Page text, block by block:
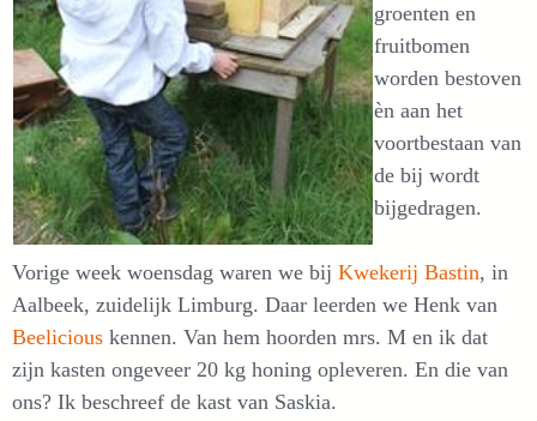
groenten en
fruitbomen
worden bestoven
èn aan het
voortbestaan van
de bij wordt
bijgedragen.
Vorige week woensdag waren we bij Kwekerij Bastin, in
Aalbeek, zuidelijk Limburg. Daar leerden we Henk van
Beelicious kennen. Van hem hoorden mrs. M en ik dat
zijn kasten ongeveer 20 kg honing opleveren. En die van
ons? Ik beschreef de kast van Saskia.